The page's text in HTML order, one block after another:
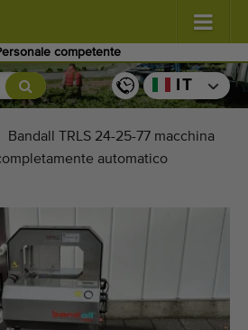
competente
IT
Bandall TRLS 24-25-77 macchina
automatico